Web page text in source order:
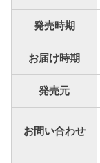
発売時期
お届け時期
発売元
お問い合わせ